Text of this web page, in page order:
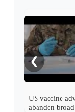
❮
US vaccine
abandon